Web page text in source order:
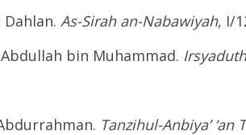
As-Sirah an-Nabawiyah, I/
bin Muhammad.
Tanzihul-Anbiya’ ‘an